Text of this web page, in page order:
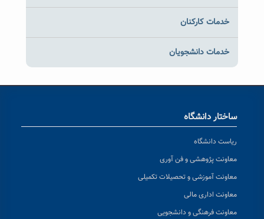
خدمات کارکنان
خدمات دانشجویان
ساختار دانشگاه
ریاست دانشگاه
معاونت پژوهشی و فن آوری
معاونت آموزشی و تحصیلات تکمیلی
معاونت اداری مالی
معاونت فرهنگی و دانشجویی